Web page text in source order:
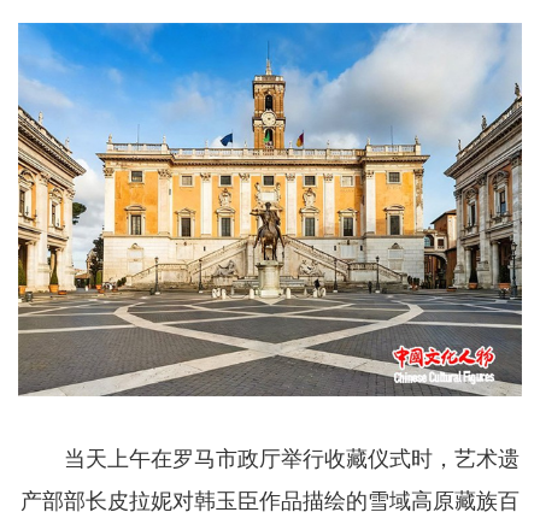
当天上午在罗马市政厅举行收藏仪式时，艺术遗
产部部长皮拉妮对韩玉臣作品描绘的雪域高原藏族百